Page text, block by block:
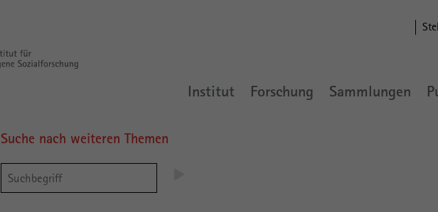
Institut Forschung Sammlungen
Suche nach weiteren Themen